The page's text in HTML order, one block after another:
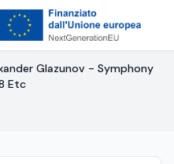
Glazunov - Symphony
Etc